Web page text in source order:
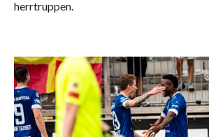
herrtruppen.